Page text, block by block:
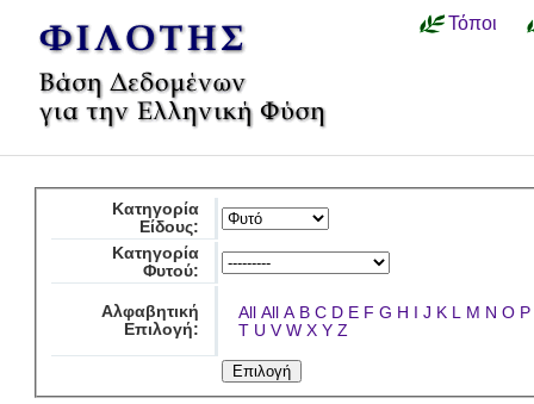
Τόποι
Κατηγορία
Είδους:
Κατηγορία
Φυτού:
Αλφαβητική
Επιλογή:
All All A B C D E F G H I J K L M N O P
T U V W X Y Z